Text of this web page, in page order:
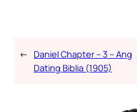
← Daniel Chapter – 3 – Ang
Dating Biblia (1905)